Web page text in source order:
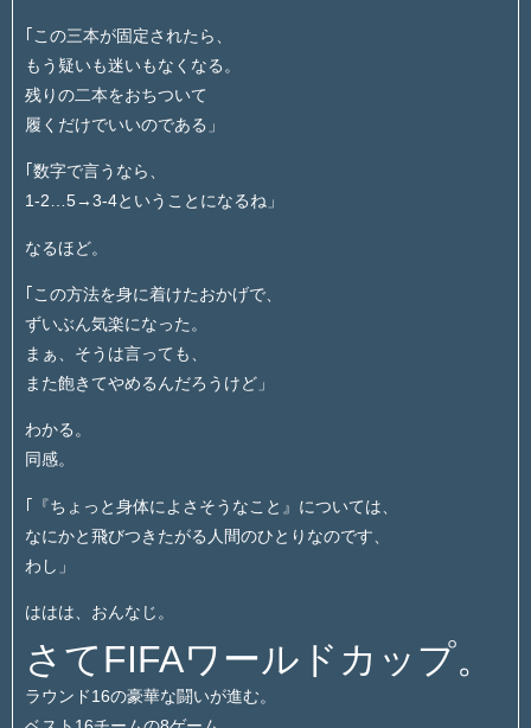
｢この三本が固定されたら、
もう疑いも迷いもなくなる。
残りの二本をおちついて
履くだけでいいのである」
｢数字で言うなら、
1-2…5→3-4ということになるね」
なるほど。
｢この方法を身に着けたおかげで、
ずいぶん気楽になった。
まぁ、そうは言っても、
また飽きてやめるんだろうけど」
わかる。
同感。
｢『ちょっと身体によさそうなこと』については、
なにかと飛びつきたがる人間のひとりなのです、
わし」
ははは、おんなじ。
さてFIFAワールドカップ。
ラウンド16の豪華な闘いが進む。